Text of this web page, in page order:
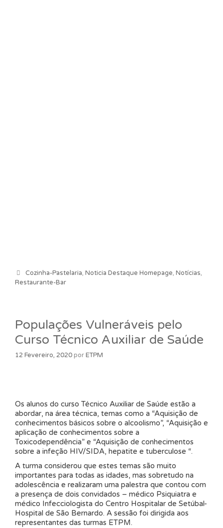
Categorias
Cozinha-Pastelaria, Noticia Destaque Homepage, Notícias,
Restaurante-Bar
Populações Vulneráveis pelo
Curso Técnico Auxiliar de Saúde
12 Fevereiro, 2020 porETPM
Os alunos do curso Técnico Auxiliar de Saúde estão a
abordar, na área técnica, temas como a “Aquisição de
conhecimentos básicos sobre o alcoolismo”, “Aquisição e
aplicação de conhecimentos sobre a
Toxicodependência” e “Aquisição de conhecimentos
sobre a infeção HIV/SIDA, hepatite e tuberculose “.
A turma considerou que estes temas são muito
importantes para todas as idades, mas sobretudo na
adolescência e realizaram uma palestra que contou com
a presença de dois convidados – médico Psiquiatra e
médico Infecciologista do Centro Hospitalar de Setúbal-
Hospital de São Bernardo. A sessão foi dirigida aos
representantes das turmas ETPM.